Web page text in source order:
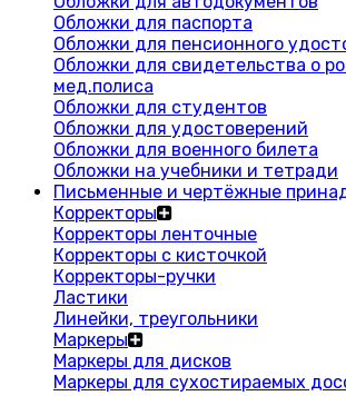
Обложки для паспорта
Обложки для пенсионного
Обложки для свидетельства о
мед.полиса
Обложки для студентов
Обложки для удостоверений
Обложки для военного билета
Обложки на учебники и тетради
Письменные и чертёжные
Корректоры
Корректоры ленточные
Корректоры с кисточкой
Корректоры-ручки
Ластики
Линейки, треугольники
Маркеры
Маркеры для дисков
Маркеры для сухостираемых